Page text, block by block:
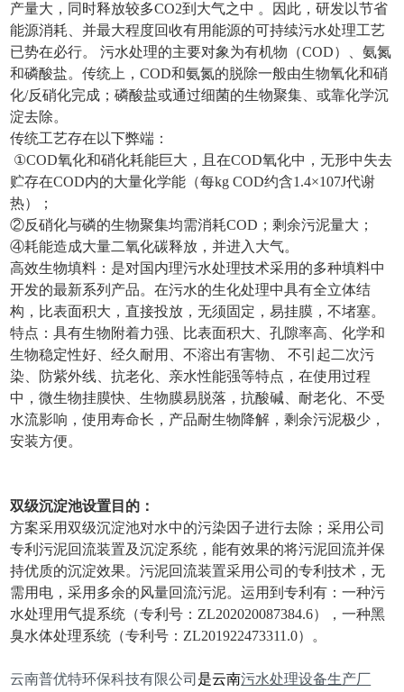
产量大，同时释放较多CO2到大气之中 。因此，研发以节省
能源消耗、并最大程度回收有用能源的可持续污水处理工艺
已势在必行。 污水处理的主要对象为有机物（COD）、氨氮
和磷酸盐。传统上，COD和氨氮的脱除一般由生物氧化和硝
化/反硝化完成；磷酸盐或通过细菌的生物聚集、或靠化学沉
淀去除。
传统工艺存在以下弊端：
①COD氧化和硝化耗能巨大，且在COD氧化中，无形中失去
贮存在COD内的大量化学能（每kg COD约含1.4×107J代谢
热）；
②反硝化与磷的生物聚集均需消耗COD；剩余污泥量大；
④耗能造成大量二氧化碳释放，并进入大气。
高效生物填料：是对国内理污水处理技术采用的多种填料中
开发的最新系列产品。在污水的生化处理中具有全立体结
构，比表面积大，直接投放，无须固定，易挂膜，不堵塞。
特点：具有生物附着力强、比表面积大、孔隙率高、化学和
生物稳定性好、经久耐用、不溶出有害物、 不引起二次污
染、防紫外线、抗老化、亲水性能强等特点，在使用过程
中，微生物挂膜快、生物膜易脱落，抗酸碱、耐老化、不受
水流影响，使用寿命长，产品耐生物降解，剩余污泥极少，
安装方便。
双级沉淀池设置目的：
方案采用双级沉淀池对水中的污染因子进行去除；采用公司
专利污泥回流装置及沉淀系统，能有效果的将污泥回流并保
持优质的沉淀效果。污泥回流装置采用公司的专利技术，无
需用电，采用多余的风量回流污泥。运用到专利有：一种污
水处理用气提系统（专利号：ZL202020087384.6），一种黑
臭水体处理系统（专利号：ZL201922473311.0）。
云南普优特环保科技有限公司 是云南污水处理设备生产厂